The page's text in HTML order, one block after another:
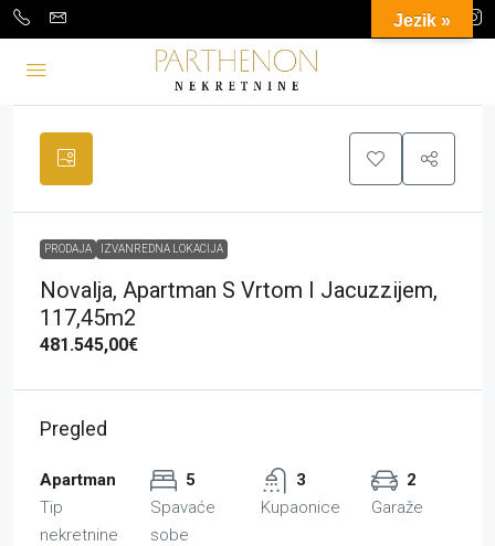
PRODAJA IZVANREDNA LOKACIJA
Novalja, Apartman S Vrtom I Jacuzzijem,
117,45m2
481.545,00€
Pregled
Apartman
Tip
nekretnine
5
Spavaće
sobe
3
Kupaonice
2
Garaže
Jezik »